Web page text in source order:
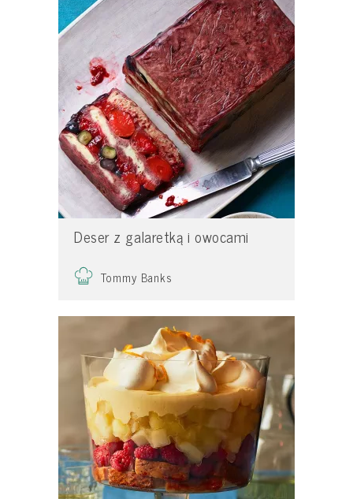
Deser z galaretką i owocami
Tommy Banks